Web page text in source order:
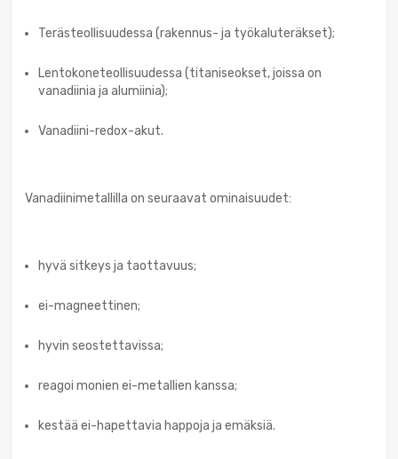
Terästeollisuudessa (rakennus- ja työkaluteräkset);
Lentokoneteollisuudessa (titaniseokset, joissa on
vanadiinia ja alumiinia);
Vanadiini-redox-akut.
Vanadiinimetallilla on seuraavat ominaisuudet:
hyvä sitkeys ja taottavuus;
ei-magneettinen;
hyvin seostettavissa;
reagoi monien ei-metallien kanssa;
kestää ei-hapettavia happoja ja emäksiä.